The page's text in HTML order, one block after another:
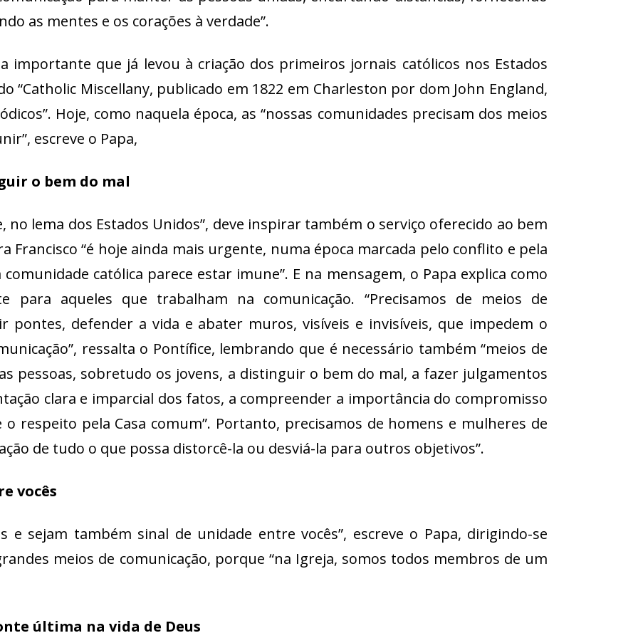
aumentar
diminuir
o
as mentes e os corações à verdade”.
importante que já levou à criação dos primeiros jornais católicos nos Estados
“Catholic Miscellany, publicado em 1822 em Charleston por dom John England,
Hoje, como naquela época, as “nossas comunidades precisam dos meios
escreve o Papa,
o bem do mal
no lema dos Estados Unidos”, deve inspirar também o serviço oferecido ao bem
Francisco “é hoje ainda mais urgente, numa época marcada pelo conflito e pela
católica parece estar imune”. E na mensagem, o Papa explica como
para aqueles que trabalham na comunicação. “Precisamos de meios de
pontes, defender a vida e abater muros, visíveis e invisíveis, que impedem o
ressalta o Pontífice, lembrando que é necessário também “meios de
pessoas, sobretudo os jovens, a distinguir o bem do mal, a fazer julgamentos
clara e imparcial dos fatos, a compreender a importância do compromisso
respeito pela Casa comum”. Portanto, precisamos de homens e mulheres de
de tudo o que possa distorcê-la ou desviá-la para outros objetivos”.
vocês
e sejam também sinal de unidade entre vocês”, escreve o Papa, dirigindo-se
meios de comunicação, porque “na Igreja, somos todos membros de um
última na vida de Deus